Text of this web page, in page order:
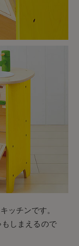
ッチンです。
しまえるので